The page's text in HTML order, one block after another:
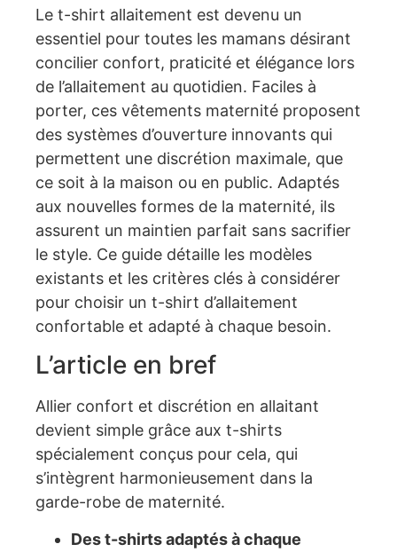
Le t-shirt allaitement est devenu un
essentiel pour toutes les mamans désirant
concilier confort, praticité et élégance lors
de l’allaitement au quotidien. Faciles à
porter, ces vêtements maternité proposent
des systèmes d’ouverture innovants qui
permettent une discrétion maximale, que
ce soit à la maison ou en public. Adaptés
aux nouvelles formes de la maternité, ils
assurent un maintien parfait sans sacrifier
le style. Ce guide détaille les modèles
existants et les critères clés à considérer
pour choisir un t-shirt d’allaitement
confortable et adapté à chaque besoin.
L’article en bref
Allier confort et discrétion en allaitant
devient simple grâce aux t-shirts
spécialement conçus pour cela, qui
s’intègrent harmonieusement dans la
garde-robe de maternité.
Des t-shirts adaptés à chaque